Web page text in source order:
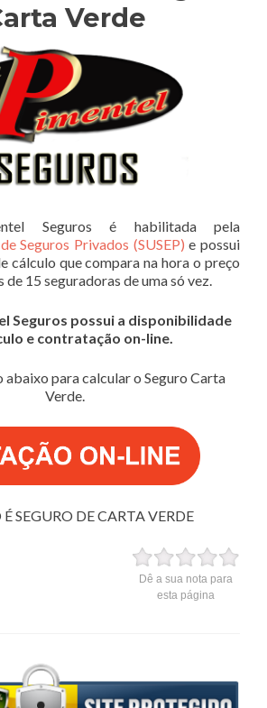
Verde
Seguros é habilitada pela
Seguros Privados (SUSEP) e possui
cálculo que compara na hora o preço
de 15 seguradoras de uma só vez.
Seguros possui a disponibilidade
e contratação on-line.
abaixo para calcular o Seguro Carta
Verde.
SEGURO DE CARTA VERDE
Dê a sua nota para
esta página